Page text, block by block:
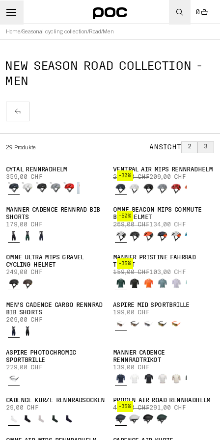
0
Home/Seasonal cycling collection/Road/Men
NEW SEASON ROAD COLLECTION -
MEN
29 Produkte ANSICHT 2 3
CYTAL RENNRADHELM
359,00 CHF
-30%
VENTRAL AIR MIPS RENNRADHELM
299,00 CHF209,00 CHF
MÄNNER CADENCE RENNRAD BIB
SHORTS
179,00 CHF
-50%
OMNE BEACON MIPS COMMUTE
BIKE HELMET
269,00 CHF134,00 CHF
OMNE ULTRA MIPS GRAVEL
CYCLING HELMET
249,00 CHF
-35%
MÄNNER PRISTINE FAHRRAD
TRIKOT
159,00 CHF103,00 CHF
MEN'S CADENCE CARGO RENNRAD
BIB SHORTS
209,00 CHF
ASPIRE MID SPORTBRILLE
199,00 CHF
ASPIRE PHOTOCHROMIC
SPORTBRILLE
229,00 CHF
MÄNNER CADENCE
RENNRADTRIKOT
139,00 CHF
CADENCE KURZE RENNRADSOCKEN
29,00 CHF
-35%
PROCEN AIR ROAD RENNRADHELM
449,00 CHF291,00 CHF